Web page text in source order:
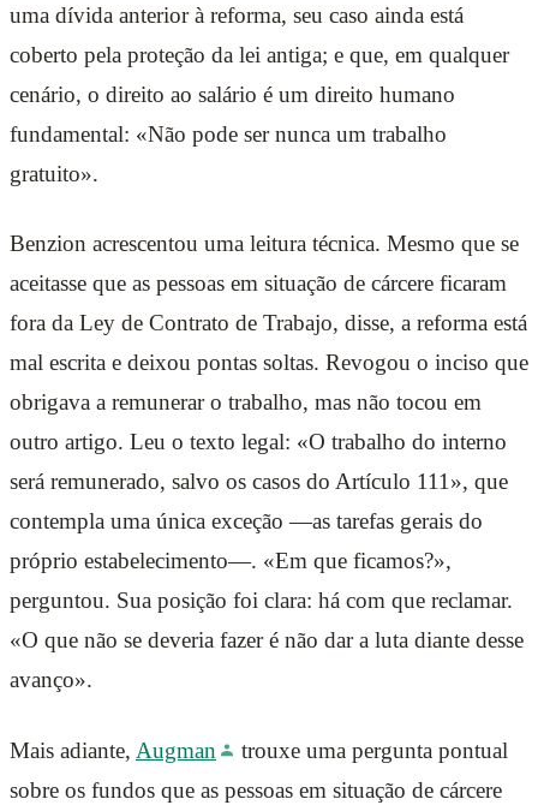
uma dívida anterior à reforma, seu caso ainda está
coberto pela proteção da lei antiga; e que, em qualquer
cenário, o direito ao salário é um direito humano
fundamental: «Não pode ser nunca um trabalho
gratuito».
Benzion acrescentou uma leitura técnica. Mesmo que se
aceitasse que as pessoas em situação de cárcere ficaram
fora da Ley de Contrato de Trabajo, disse, a reforma está
mal escrita e deixou pontas soltas. Revogou o inciso que
obrigava a remunerar o trabalho, mas não tocou em
outro artigo. Leu o texto legal: «O trabalho do interno
será remunerado, salvo os casos do Artículo 111», que
contempla uma única exceção —as tarefas gerais do
próprio estabelecimento—. «Em que ficamos?»,
perguntou. Sua posição foi clara: há com que reclamar.
«O que não se deveria fazer é não dar a luta diante desse
avanço».
Mais adiante, Augman
trouxe uma pergunta pontual
sobre os fundos que as pessoas em situação de cárcere